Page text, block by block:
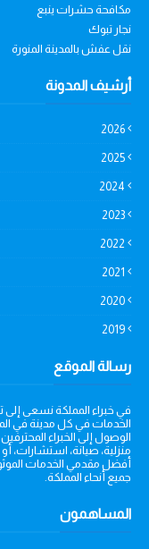
مكافحة حشرات ينبع
نجار تبوك
نقل عفش بالمدينة المنورة
أرشيف المدونة
2026
2025
2024
2023
2022
2021
2020
2019
رسالة الموقع
في خبراء المملكة نسعى
الخدمات في كل مدينة في
الوصول إلى الخبراء
منزلية، صيانة، استشارات،
أفضل مقدمي الخدمات
جميع أنحاء المملكة.
المساهمون